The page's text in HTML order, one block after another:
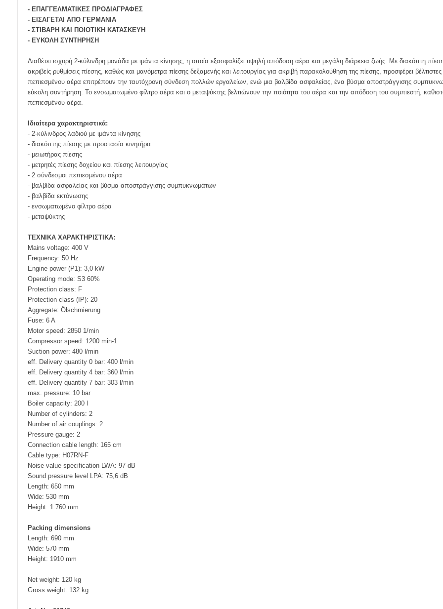
- ΕΠΑΓΓΕΛΜΑΤΙΚΕΣ ΠΡΟΔΙΑΓΡΑΦΕΣ
- ΕΙΣΑΓΕΤΑΙ ΑΠΟ ΓΕΡΜΑΝΙΑ
- ΣΤΙΒΑΡΗ ΚΑΙ ΠΟΙΟΤΙΚΗ ΚΑΤΑΣΚΕΥΗ
- ΕΥΚΟΛΗ ΣΥΝΤΗΡΗΣΗ
Διαθέτει ισχυρή 2-κύλινδρη μονάδα με ιμάντα κίνησης, η οποία εξασφαλίζει υψηλή απόδοση αέρα και μεγάλη διάρκεια ζωής. Με διακόπτη
ακριβείς ρυθμίσεις πίεσης, καθώς και μανόμετρα πίεσης δεξαμενής και λειτουργίας για ακριβή παρακολούθηση της πίεσης, προσφέρει
πεπιεσμένου αέρα επιτρέπουν την ταυτόχρονη σύνδεση πολλών εργαλείων, ενώ μια βαλβίδα ασφαλείας, ένα βύσμα αποστράγγισης
εύκολη συντήρηση. Το ενσωματωμένο φίλτρο αέρα και ο μεταψύκτης βελτιώνουν την ποιότητα του αέρα και την απόδοση του συμπιεστή,
πεπιεσμένου αέρα.
Ιδιαίτερα χαρακτηριστικά:
- 2-κύλινδρος λαδιού με ιμάντα κίνησης
- διακόπτης πίεσης με προστασία κινητήρα
- μειωτήρας πίεσης
- μετρητές πίεσης δοχείου και πίεσης λειτουργίας
- 2 σύνδεσμοι πεπιεσμένου αέρα
- βαλβίδα ασφαλείας και βύσμα αποστράγγισης συμπυκνωμάτων
- βαλβίδα εκτόνωσης
- ενσωματωμένο φίλτρο αέρα
- μεταψύκτης
ΤΕΧΝΙΚΑ ΧΑΡΑΚΤΗΡΙΣΤΙΚΑ:
Mains voltage: 400 V
Frequency: 50 Hz
Engine power (P1): 3,0 kW
Operating mode: S3 60%
Protection class: F
Protection class (IP): 20
Aggregate: Ölschmierung
Fuse: 6 A
Motor speed: 2850 1/min
Compressor speed: 1200 min-1
Suction power: 480 l/min
eff. Delivery quantity 0 bar: 400 l/min
eff. Delivery quantity 4 bar: 360 l/min
eff. Delivery quantity 7 bar: 303 l/min
max. pressure: 10 bar
Boiler capacity: 200 l
Number of cylinders: 2
Number of air couplings: 2
Pressure gauge: 2
Connection cable length: 165 cm
Cable type: H07RN-F
Noise value specification LWA: 97 dB
Sound pressure level LPA: 75,6 dB
Length: 650 mm
Wide: 530 mm
Height: 1.760 mm
Packing dimensions
Length: 690 mm
Wide: 570 mm
Height: 1910 mm
Net weight: 120 kg
Gross weight: 132 kg